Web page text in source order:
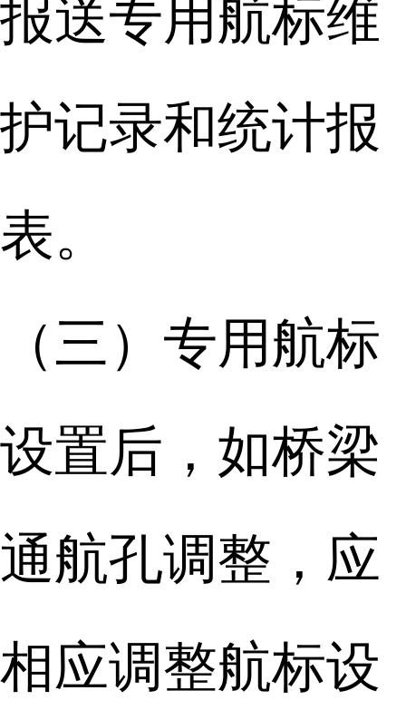
报送专用航标维
护记录和统计报
表。
（三）专用航标
设置后，如桥梁
通航孔调整，应
相应调整航标设